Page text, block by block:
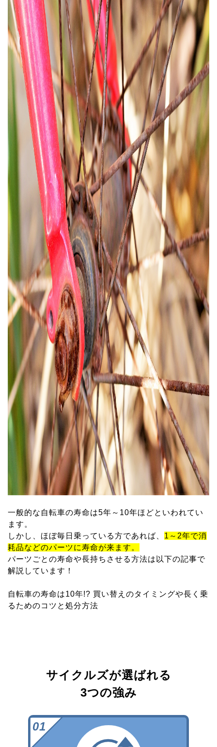
一般的な自転車の寿命は5年～10年ほどといわれてい
ます。
しかし、ほぼ毎日乗っている方であれば、 1～2年で消
耗品などのパーツに寿命が来ます。
パーツごとの寿命や長持ちさせる方法は以下の記事で
解説しています！
自転車の寿命は10年!? 買い替えのタイミングや長く乗
るためのコツと処分方法
サイクルズが選ばれる
3つの強み